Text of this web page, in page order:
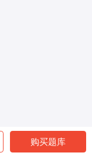
购买题库